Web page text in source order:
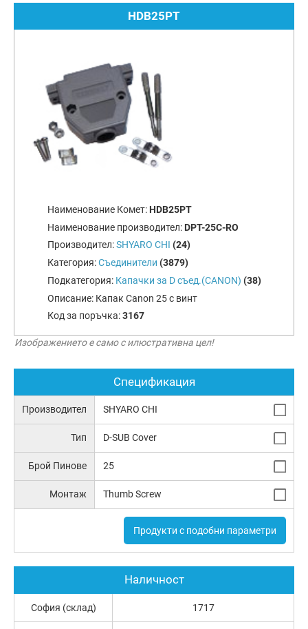
HDB25PT
Наименование Комет: HDB25PT
Наименование производител: DPT-25C-RO
Производител:SHYARO CHI (24)
Категория:Съединители (3879)
Подкатегория: Капачки за D съед.(CANON) (38)
Описание: Капак Canon 25 с винт
Код за поръчка:3167
Изображението е само с илюстративна цел!
Спецификация
Производител SHYARO CHI
Тип D-SUB Cover
Брой Пинове 25
Монтаж Thumb Screw
Продукти с подобни параметри
Наличност
София (склад) 1717